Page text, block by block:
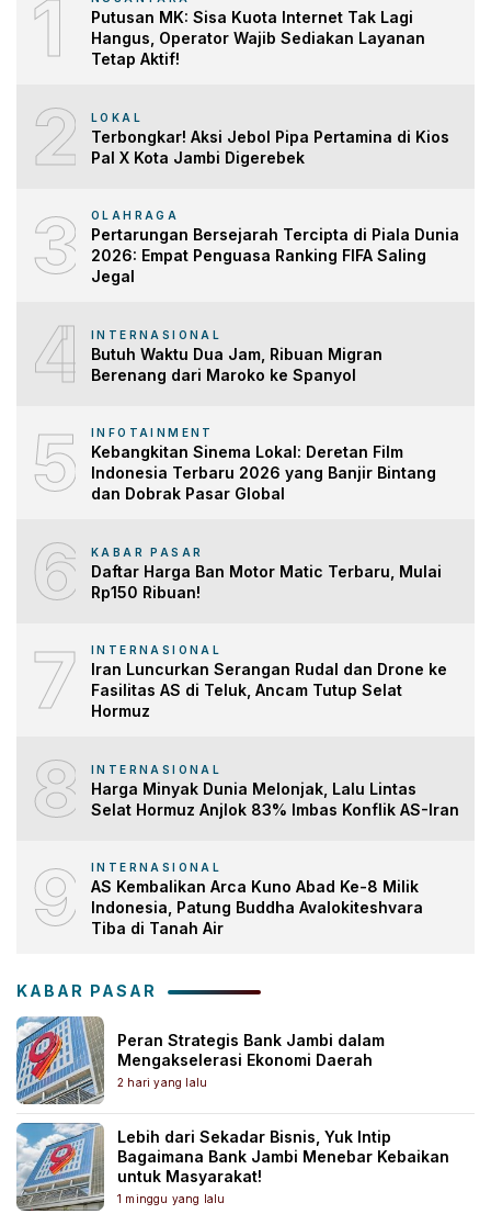
1
Putusan MK: Sisa Kuota Internet Tak Lagi
Hangus, Operator Wajib Sediakan Layanan
Tetap Aktif!
2 LOKAL
Terbongkar! Aksi Jebol Pipa Pertamina di Kios
Pal X Kota Jambi Digerebek
3 OLAHRAGA
Pertarungan Bersejarah Tercipta di Piala Dunia
2026: Empat Penguasa Ranking FIFA Saling
Jegal
4 INTERNASIONAL
Butuh Waktu Dua Jam, Ribuan Migran
Berenang dari Maroko ke Spanyol
5 INFOTAINMENT
Kebangkitan Sinema Lokal: Deretan Film
Indonesia Terbaru 2026 yang Banjir Bintang
dan Dobrak Pasar Global
6 KABAR PASAR
Daftar Harga Ban Motor Matic Terbaru, Mulai
Rp150 Ribuan!
7 INTERNASIONAL
Iran Luncurkan Serangan Rudal dan Drone ke
Fasilitas AS di Teluk, Ancam Tutup Selat
Hormuz
8 INTERNASIONAL
Harga Minyak Dunia Melonjak, Lalu Lintas
Selat Hormuz Anjlok 83% Imbas Konflik AS-Iran
9 INTERNASIONAL
AS Kembalikan Arca Kuno Abad Ke-8 Milik
Indonesia, Patung Buddha Avalokiteshvara
Tiba di Tanah Air
KABAR PASAR
Peran Strategis Bank Jambi dalam
Mengakselerasi Ekonomi Daerah
2 hari yang lalu
Lebih dari Sekadar Bisnis, Yuk Intip
Bagaimana Bank Jambi Menebar Kebaikan
untuk Masyarakat!
1 minggu yang lalu